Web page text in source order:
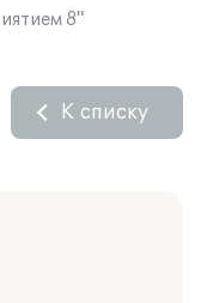
8"
К списку